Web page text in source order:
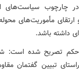
چارچوب سیاست‌های
مأموریت‌های
داشته باشد.
تصریح شده است:
تبیین گفتمان